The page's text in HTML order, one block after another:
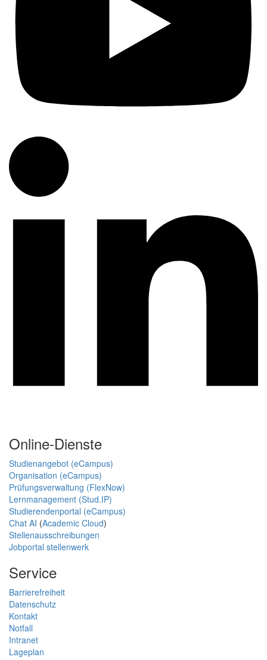
Online-Dienste
Studienangebot (eCampus)
Organisation (eCampus)
Prüfungsverwaltung (FlexNow)
Lernmanagement (Stud.IP)
Studierendenportal (eCampus)
Chat AI (Academic Cloud)
Stellenausschreibungen
Jobportal stellenwerk
Service
Barrierefreiheit
Datenschutz
Kontakt
Notfall
Intranet
Lageplan